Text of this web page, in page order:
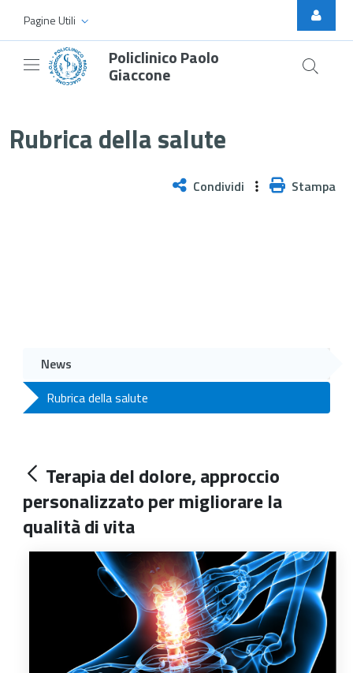
Skip to Main Content
Pagine Utili
Policlinico Paolo
Giaccone
Rubrica della salute
Condividi Stampa
News
Rubrica della salute
Terapia del dolore, approccio
personalizzato per migliorare la
qualità di vita